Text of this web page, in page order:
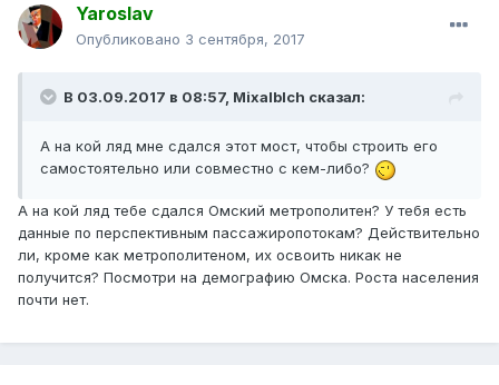
Yaroslav
Опубликовано 3 сентября, 2017
В 03.09.2017 в 08:57, Mixalblch сказал:
А на кой ляд мне сдался этот мост, чтобы строить его
самостоятельно или совместно с кем-либо?
А на кой ляд тебе сдался Омский метрополитен? У тебя есть
данные по перспективным пассажиропотокам? Действительно
ли, кроме как метрополитеном, их освоить никак не
получится? Посмотри на демографию Омска. Роста населения
почти нет.